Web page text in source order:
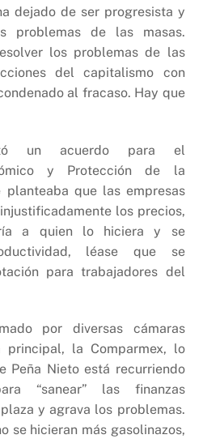
dejado de ser progresista y
problemas de las masas.
los problemas de las
del capitalismo con
al fracaso. Hay que
un acuerdo para el
y Protección de la
planteaba que las empresas
los precios,
a quien lo hiciera y se
léase que se
para trabajadores del
por diversas cámaras
principal, la Comparmex, lo
Peña Nieto está recurriendo
“sanear” las finanzas
y agrava los problemas.
se hicieran más gasolinazos,